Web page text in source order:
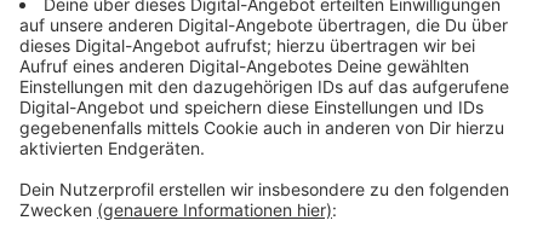
ausverkauften BayArena ist um 20:30 Uhr, Radio
Leverkusen überträgt das Spiel live.
Anzeige
Weitere Meldungen aus Leverkusen
Anzeige